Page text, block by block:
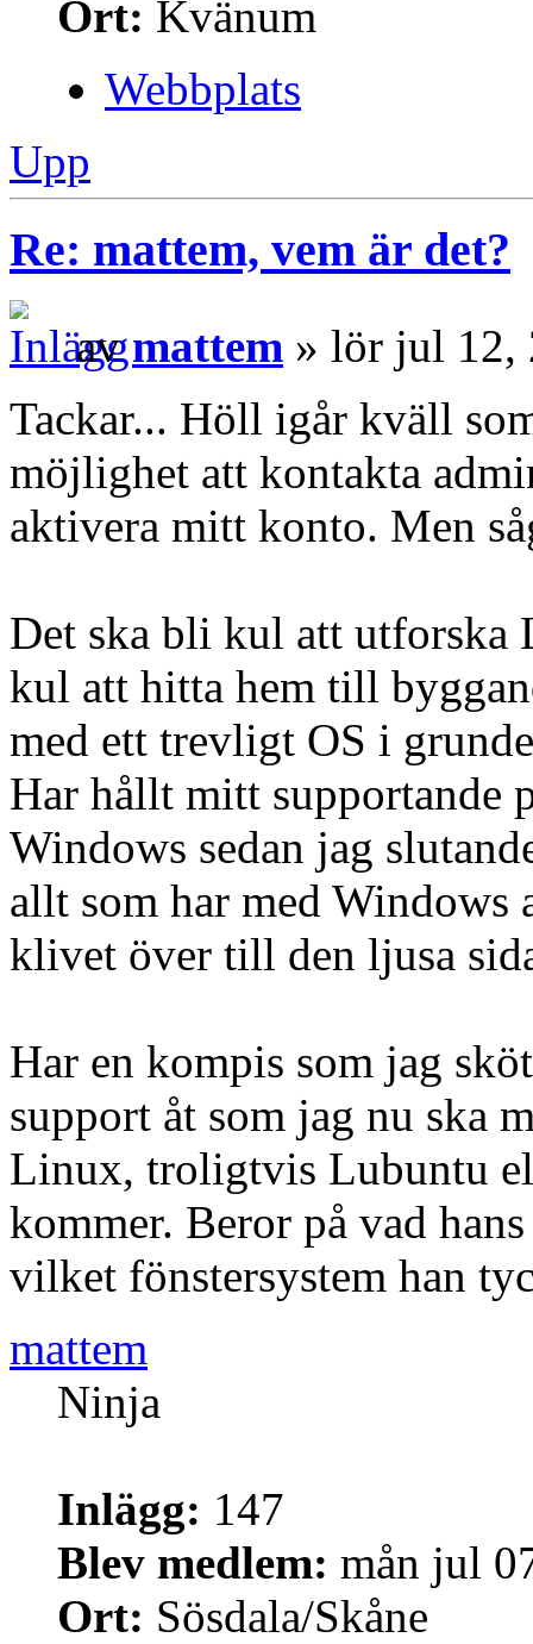
Ort: Kvänum
Webbplats
Upp
Re: mattem, vem är det?
avmattem » lör jul 12,
Tackar... Höll igår kväll
möjlighet att kontakta
aktivera mitt konto. Men
Det ska bli kul att
kul att hitta hem till
med ett trevligt OS i
Har hållt mitt supportande
Windows sedan jag
allt som har med Windows
klivet över till den ljusa
Har en kompis som jag
support åt som jag nu ska
Linux, troligtvis Lubuntu
kommer. Beror på vad
vilket fönstersystem han
mattem
Ninja
Inlägg: 147
Blev medlem: mån jul
Ort: Sösdala/Skåne